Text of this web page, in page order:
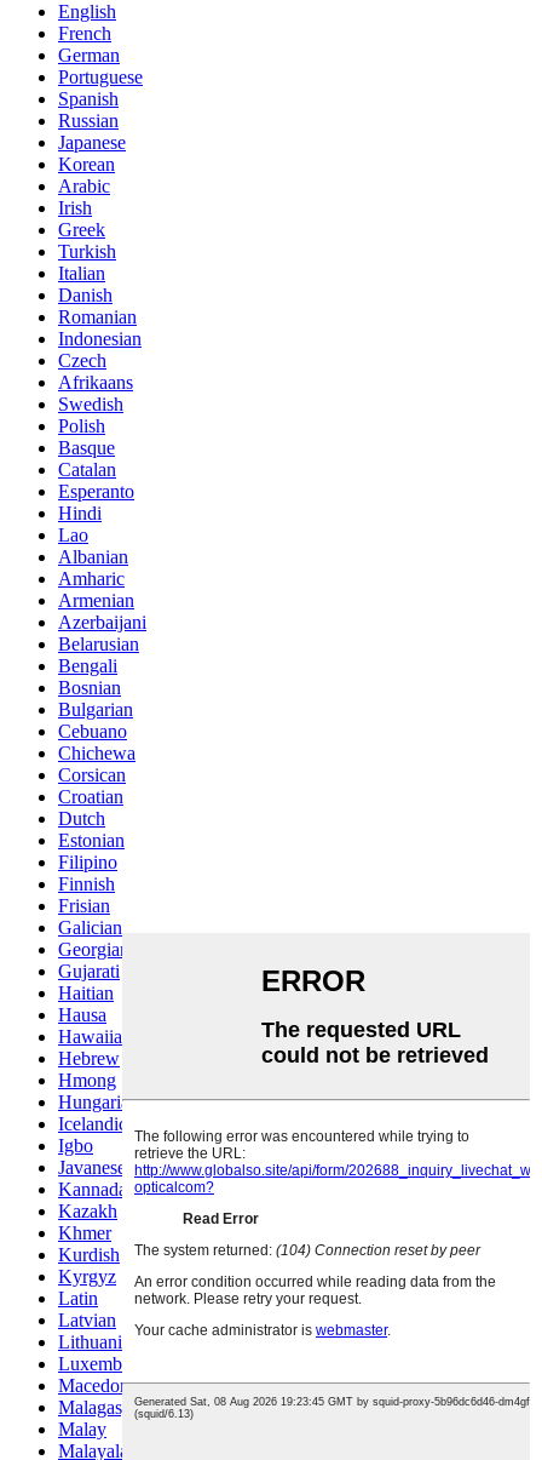
English
French
German
Portuguese
Spanish
Russian
Japanese
Korean
Arabic
Irish
Greek
Turkish
Italian
Danish
Romanian
Indonesian
Czech
Afrikaans
Swedish
Polish
Basque
Catalan
Esperanto
Hindi
Lao
Albanian
Amharic
Armenian
Azerbaijani
Belarusian
Bengali
Bosnian
Bulgarian
Cebuano
Chichewa
Corsican
Croatian
Dutch
Estonian
Filipino
Finnish
Frisian
Galician
Georgian
Gujarati
Haitian
Hausa
Hawaiian
Hebrew
Hmong
Hungarian
Icelandic
Igbo
Javanese
Kannada
Kazakh
Khmer
Kurdish
Kyrgyz
Latin
Latvian
Lithuanian
Luxembou..
Macedonian
Malagasy
Malay
Malayalam